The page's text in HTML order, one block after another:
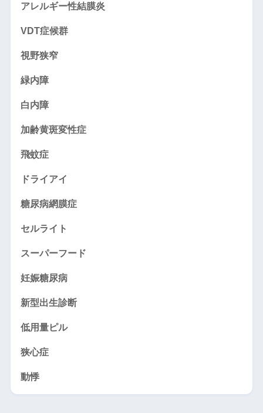
アレルギー性結膜炎
VDT症候群
視野狭窄
緑内障
白内障
加齢黄斑変性症
飛蚊症
ドライアイ
糖尿病網膜症
セルライト
スーパーフード
妊娠糖尿病
新型出生診断
低用量ピル
狭心症
動悸